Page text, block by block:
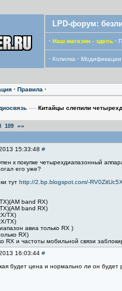
LPD-форум:
· Наш магазин - здесь ·
· Копилка · Модификации
· Правила ·
—› Китайцы слепили
109 »»
15:33:48 #
к покупке четырехдиапазонный
его уже?
тут http://2.bp.blogspot.com/-
band RX)
band RX)
TX)
TX)
авиа только RX )
RX)
RX и частоты мобильной связи
16:03:44 #
будет цена и нормально ли он будет